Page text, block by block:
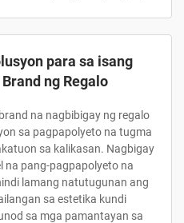
para sa isang
ng Regalo
na nagbibigay ng regalo
sa pagpapolyeto na tugma
sa kalikasan. Nagbigay
na pang-pagpapolyeto na
lamang natutugunan ang
sa estetika kundi
sa mga pamantayan sa